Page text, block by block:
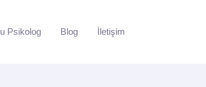
Psikolog Blog İletişim